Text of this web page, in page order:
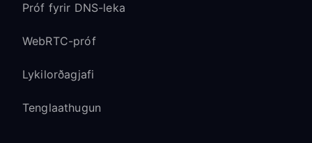
Próf fyrir DNS-leka
WebRTC-próf
Lykilorðagjafi
Tenglaathugun